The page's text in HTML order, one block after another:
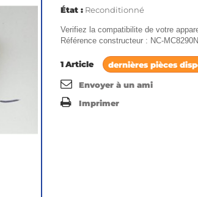
État : Reconditionné
Verifiez la compatibilite de votre
Référence constructeur : NC-
1Article dernières pièces
Envoyer à un ami
Imprimer